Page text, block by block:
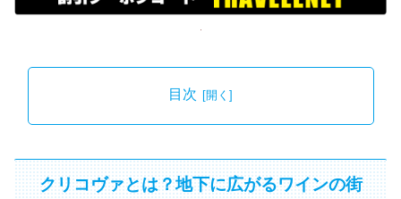
目次
クリコヴァとは？地下に広がるワインの街